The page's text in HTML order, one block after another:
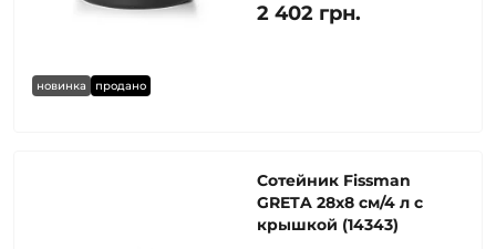
новинка продано
2 402 грн.
Сотейник Fissman
GRETA 28x8 см/4 л с
крышкой (14343)